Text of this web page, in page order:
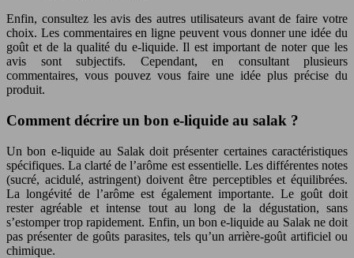
Enfin, consultez les avis des autres utilisateurs avant de faire votre
choix. Les commentaires en ligne peuvent vous donner une idée du
goût et de la qualité du e-liquide. Il est important de noter que les
avis sont subjectifs. Cependant, en consultant plusieurs
commentaires, vous pouvez vous faire une idée plus précise du
produit.
Comment décrire un bon e-liquide au salak ?
Un bon e-liquide au Salak doit présenter certaines caractéristiques
spécifiques. La clarté de l’arôme est essentielle. Les différentes notes
(sucré, acidulé, astringent) doivent être perceptibles et équilibrées.
La longévité de l’arôme est également importante. Le goût doit
rester agréable et intense tout au long de la dégustation, sans
s’estomper trop rapidement. Enfin, un bon e-liquide au Salak ne doit
pas présenter de goûts parasites, tels qu’un arrière-goût artificiel ou
chimique.